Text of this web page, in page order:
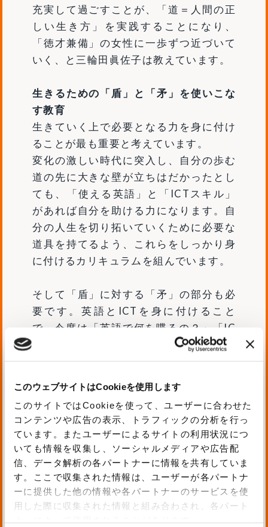
このウェブサイトはCookieを使用します
このサイトではCookieを使って、ユーザーに合わせた
コンテンツや広告の表示、トラフィックの分析を行っ
ています。またユーザーによるサイトの利用状況につ
いても情報を収集し、ソーシャルメディアや広告配
信、データ解析の各パートナーに情報を共有していま
す。ここで収集された情報は、ユーザーが各パートナ
ーに提供した他の情報や各パートナーのサービスを使
用した際に収集された情報と組み合わされ、各パート
充実して過ごすことが、「道＝人間の正
しい生き方」を実践することになり、
「徳才兼備」の女性に一歩ずつ近づいて
いく、と三輪田眞佐子は教えています。
生きるための「盾」と「矛」を使いこな
す教育
生きていく上で必要となる力を身に付け
ることが最も重要と考えています。
変化の激しい時代に突入し、自分の歩む
道の先に大きな壁が立ちはだかったとし
ても、「使える英語」と「ICTスキル」
があれば自分を助ける力になります。自
分の人生を切り拓いていくために必要な
道具を持てるよう、これらをしっかり身
に付けるカリキュラムを組んでいます。
そして「盾」に対する「矛」の部分も必
要です。英語とICTを身に付けること
で、今度は「英語で何を喋るの？」「IC
Tを使って何を創造するの？」といった
る読書授業、卒論、哲学対話、探究学習
です。生徒たちが「得意」「好き」を見
つけ、学びへの意欲を高めていけるよう
な多彩な授業で「ワクワクする学び」を
実現します。
困難を乗り越えるための「盾」、幸せに
なるための「矛」。
この2つを活かして道を切り拓いていく